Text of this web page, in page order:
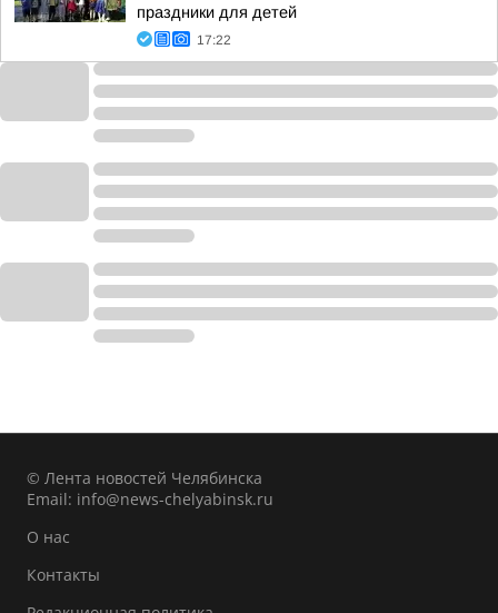
праздники для детей
17:22
© Лента новостей Челябинска
Email: info@news-chelyabinsk.ru
О нас
Контакты